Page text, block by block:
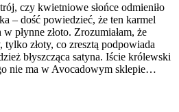
czy kwietniowe słońce odmieniło
– dość powiedzieć, że ten karmel
płynne złoto. Zrozumiałam, że
złoty, co zresztą podpowiada
błyszcząca satyna. Iście królewski
nie ma w Avocadowym sklepie…